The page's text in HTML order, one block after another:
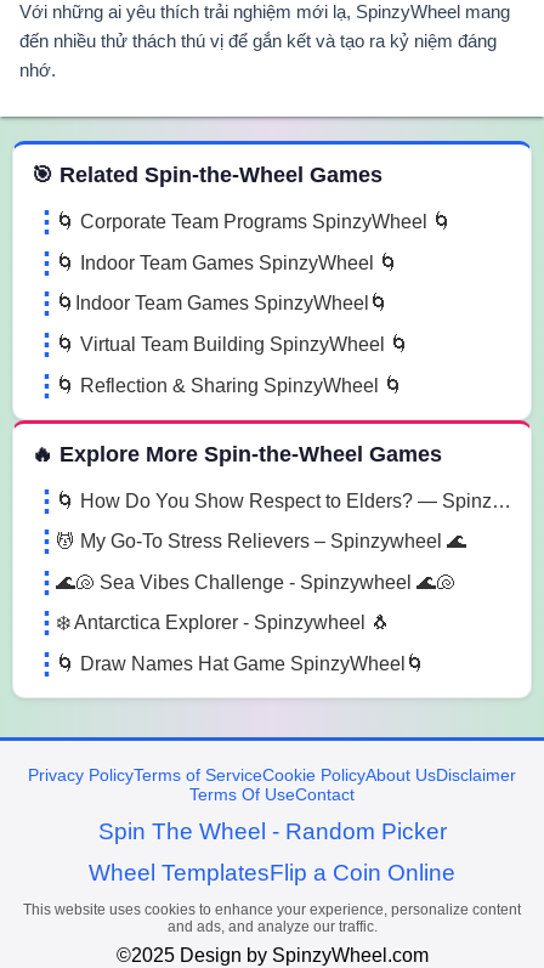
Với những ai yêu thích trải nghiệm mới lạ, SpinzyWheel mang
đến nhiều thử thách thú vị để gắn kết và tạo ra kỷ niệm đáng
nhớ.
the Wheel Games
🎯 Related Spin-the-Wheel Games
🌀 Corporate Team Programs SpinzyWheel 🌀
🌀 Indoor Team Games SpinzyWheel 🌀
🌀Indoor Team Games SpinzyWheel🌀
🌀 Virtual Team Building SpinzyWheel 🌀
🌀 Reflection & Sharing SpinzyWheel 🌀
🔥 Explore More Spin-the-Wheel Games
🌀 How Do You Show Respect to Elders? — SpinzyWheel 🌀
💆 My Go-To Stress Relievers – Spinzywheel 🌊
🌊🐚 Sea Vibes Challenge - Spinzywheel 🌊🐚
❄️ Antarctica Explorer - Spinzywheel 🐧
🌀 Draw Names Hat Game SpinzyWheel🌀
Privacy PolicyTerms of ServiceCookie PolicyAbout UsDisclaimer
Terms Of UseContact
Spin The Wheel - Random Picker
Wheel TemplatesFlip a Coin Online
This website uses cookies to enhance your experience, personalize content
and ads, and analyze our traffic.
©2025 Design by SpinzyWheel.com